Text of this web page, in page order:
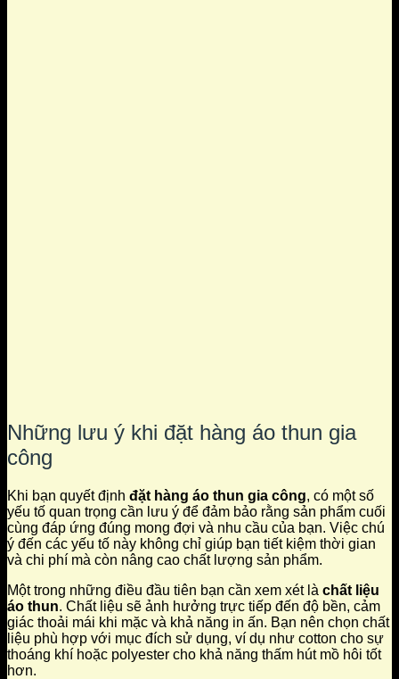
Những lưu ý khi đặt hàng áo thun gia
công
Khi bạn quyết định đặt hàng áo thun gia công, có một số
yếu tố quan trọng cần lưu ý để đảm bảo rằng sản phẩm cuối
cùng đáp ứng đúng mong đợi và nhu cầu của bạn. Việc chú
ý đến các yếu tố này không chỉ giúp bạn tiết kiệm thời gian
và chi phí mà còn nâng cao chất lượng sản phẩm.
Một trong những điều đầu tiên bạn cần xem xét là chất liệu
áo thun. Chất liệu sẽ ảnh hưởng trực tiếp đến độ bền, cảm
giác thoải mái khi mặc và khả năng in ấn. Bạn nên chọn chất
liệu phù hợp với mục đích sử dụng, ví dụ như cotton cho sự
thoáng khí hoặc polyester cho khả năng thấm hút mồ hôi tốt
hơn.